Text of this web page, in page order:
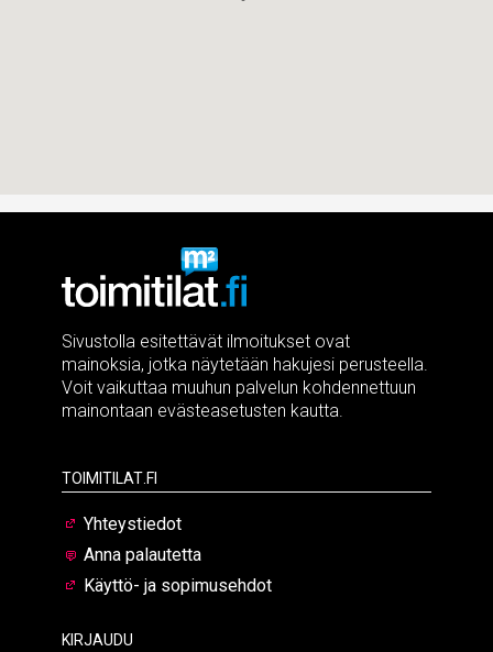
Sivustolla esitettävät ilmoitukset ovat
mainoksia, jotka näytetään hakujesi perusteella.
Voit vaikuttaa muuhun palvelun kohdennettuun
mainontaan evästeasetusten kautta.
Toimitilat.fi
Yhteystiedot
Anna palautetta
Käyttö- ja sopimusehdot
Kirjaudu